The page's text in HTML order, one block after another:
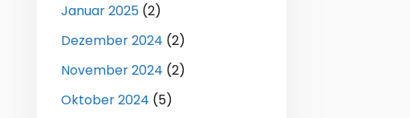
Januar 2025 (2)
Dezember 2024 (2)
November 2024 (2)
Oktober 2024 (5)